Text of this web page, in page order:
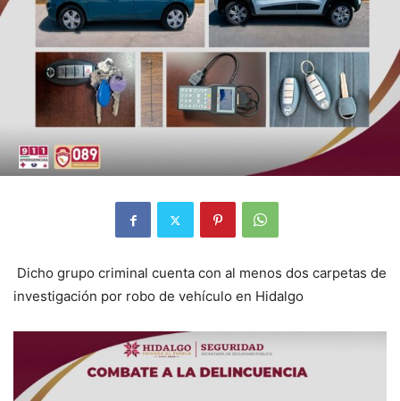
Dicho grupo criminal cuenta con al menos dos carpetas de
investigación por robo de vehículo en Hidalgo